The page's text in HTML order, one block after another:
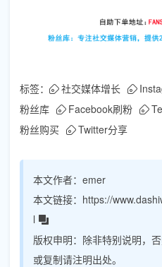
标签： 社交媒体增长
粉丝库
Facebook刷粉
粉丝购买
Twitter分享
本文作者： emer
本文链接： https://
l
版权申明： 除非特别说明，
或复制请注明出处。